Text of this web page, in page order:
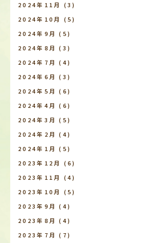
2024年11月
(3)
2024年10月
(5)
2024年9月 (5)
2024年8月 (3)
2024年7月 (4)
2024年6月 (3)
2024年5月 (6)
2024年4月 (6)
2024年3月 (5)
2024年2月 (4)
2024年1月 (5)
2023年12月
(6)
2023年11月
(4)
2023年10月
(5)
2023年9月 (4)
2023年8月 (4)
2023年7月 (7)